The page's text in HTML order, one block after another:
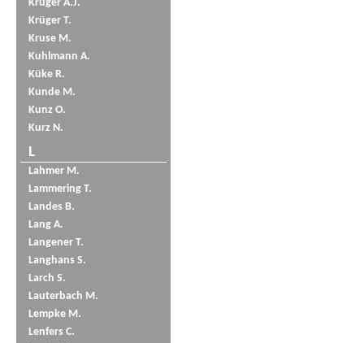
Krüger A.J.
Krüger T.
Kruse M.
Kuhlmann A.
Küke R.
Kunde M.
Kunz O.
Kurz N.
L
Lahmer M.
Lammering T.
Landes B.
Lang A.
Langener T.
Langhans S.
Larch S.
Lauterbach M.
Lempke M.
Lenfers C.